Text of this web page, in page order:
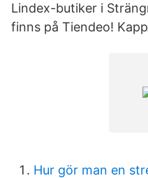
Lindex-butiker i
finns på Tiendeo!
Hur gör man en